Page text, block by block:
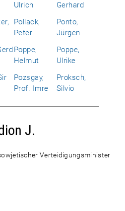
Ulrich
Gerhard
Pollack,
Peter
Ponto,
Jürgen
Poppe,
Helmut
Poppe,
Ulrike
Pozsgay,
Prof. Imre
Proksch,
Silvio
J.
Verteidigungsminister